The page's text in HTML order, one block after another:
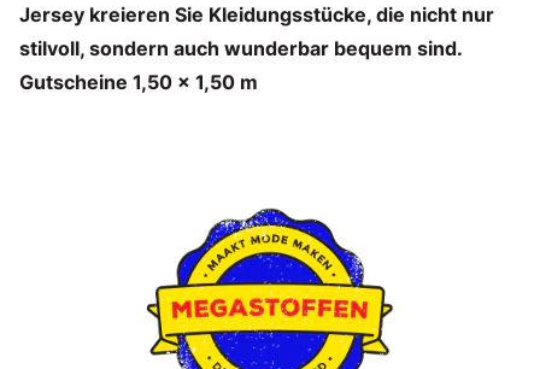
Jersey kreieren Sie Kleidungsstücke, die nicht nur
stilvoll, sondern auch wunderbar bequem sind.
Gutscheine 1,50 x 1,50 m